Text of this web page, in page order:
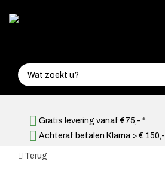
Gratis levering vanaf €75,- *
Achteraf betalen Klarna > € 150,-
Terug